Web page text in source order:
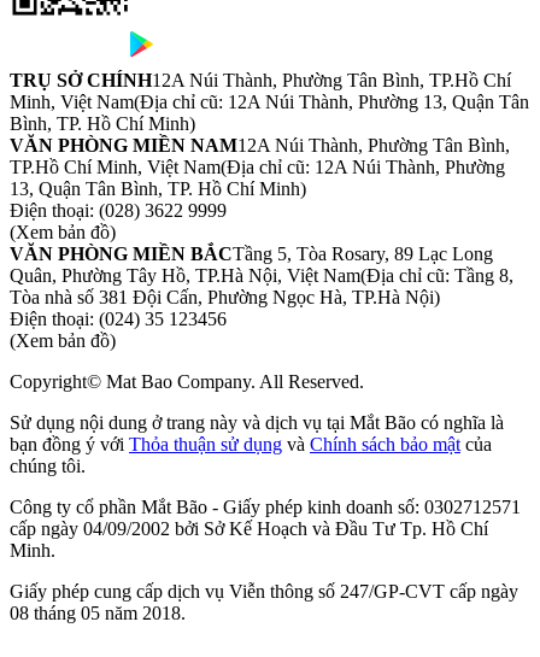
TRỤ SỞ CHÍNH12A Núi Thành, Phường Tân Bình, TP.Hồ Chí
Minh, Việt Nam(Địa chỉ cũ: 12A Núi Thành, Phường 13, Quận Tân
Bình, TP. Hồ Chí Minh)
VĂN PHÒNG MIỀN NAM12A Núi Thành, Phường Tân Bình,
TP.Hồ Chí Minh, Việt Nam(Địa chỉ cũ: 12A Núi Thành, Phường
13, Quận Tân Bình, TP. Hồ Chí Minh)
Điện thoại: (028) 3622 9999
(Xem bản đồ)
VĂN PHÒNG MIỀN BẮCTầng 5, Tòa Rosary, 89 Lạc Long
Quân, Phường Tây Hồ, TP.Hà Nội, Việt Nam(Địa chỉ cũ: Tầng 8,
Tòa nhà số 381 Đội Cấn, Phường Ngọc Hà, TP.Hà Nội)
Điện thoại: (024) 35 123456
(Xem bản đồ)
Copyright© Mat Bao Company. All Reserved.
Sử dụng nội dung ở trang này và dịch vụ tại Mắt Bão có nghĩa là
bạn đồng ý với Thỏa thuận sử dụng và Chính sách bảo mật của
chúng tôi.
Công ty cổ phần Mắt Bão - Giấy phép kinh doanh số: 0302712571
cấp ngày 04/09/2002 bởi Sở Kế Hoạch và Đầu Tư Tp. Hồ Chí
Minh.
Giấy phép cung cấp dịch vụ Viễn thông số 247/GP-CVT cấp ngày
08 tháng 05 năm 2018.